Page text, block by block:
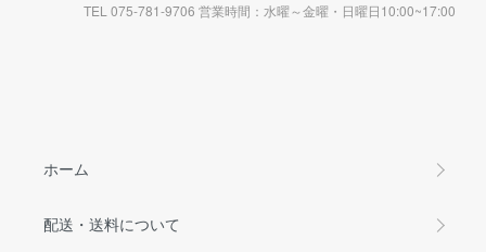
TEL 075-781-9706 営業時間：水曜～金曜・日曜日10:00~17:00
ホーム
配送・送料について